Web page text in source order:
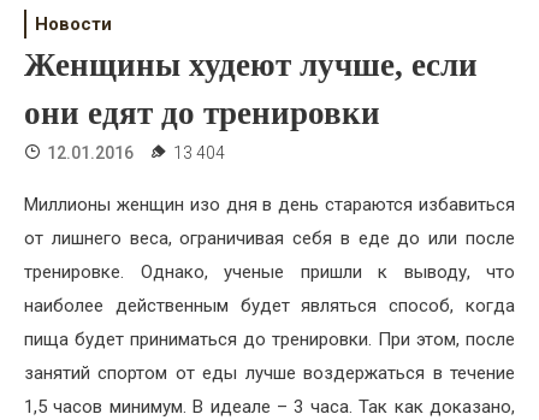
Дом
Жизнь
Хобби
Красота
Недвижимость
Новости
Женщины худеют лучше, если
они едят до тренировки
12.01.2016 13 404
Миллионы женщин изо дня в день стараются избавиться
от лишнего веса, ограничивая себя в еде до или после
тренировке. Однако, ученые пришли к выводу, что
наиболее действенным будет являться способ, когда
пища будет приниматься до тренировки. При этом, после
занятий спортом от еды лучше воздержаться в течение
1,5 часов минимум. В идеале – 3 часа. Так как доказано,